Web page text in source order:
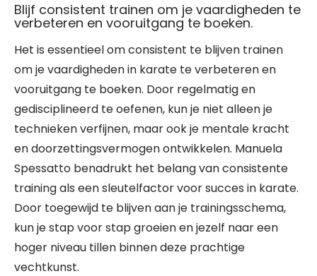
Blijf consistent trainen om je vaardigheden te
verbeteren en vooruitgang te boeken.
Het is essentieel om consistent te blijven trainen
om je vaardigheden in karate te verbeteren en
vooruitgang te boeken. Door regelmatig en
gedisciplineerd te oefenen, kun je niet alleen je
technieken verfijnen, maar ook je mentale kracht
en doorzettingsvermogen ontwikkelen. Manuela
Spessatto benadrukt het belang van consistente
training als een sleutelfactor voor succes in karate.
Door toegewijd te blijven aan je trainingsschema,
kun je stap voor stap groeien en jezelf naar een
hoger niveau tillen binnen deze prachtige
vechtkunst.